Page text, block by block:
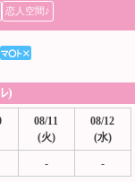
恋人空間♪
)
08/11
(火)
08/12
(水)
- -